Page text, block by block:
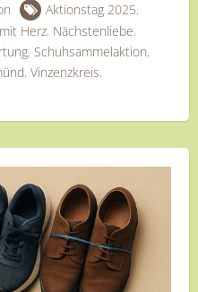
Aktionstag 2025,
Herz, Nächstenliebe,
, Schuhsammelaktion,
, Vinzenzkreis,